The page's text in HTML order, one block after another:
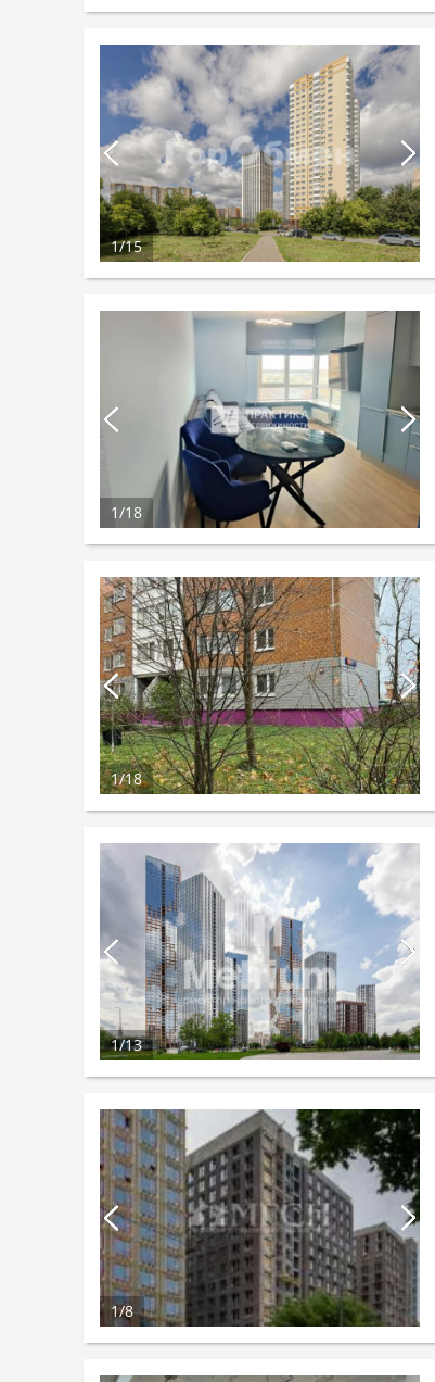
1/15
1/18
1/18
1/13
1/8